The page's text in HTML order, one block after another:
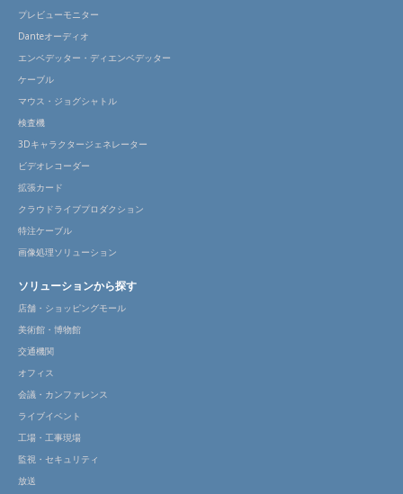
プレビューモニター
Danteオーディオ
エンベデッター・ディエンベデッター
ケーブル
マウス・ジョグシャトル
検査機
3Dキャラクタージェネレーター
ビデオレコーダー
拡張カード
クラウドライブプロダクション
特注ケーブル
画像処理ソリューション
ソリューションから探す
店舗・ショッピングモール
美術館・博物館
交通機関
オフィス
会議・カンファレンス
ライブイベント
工場・工事現場
監視・セキュリティ
放送